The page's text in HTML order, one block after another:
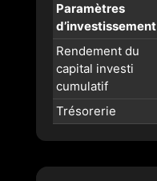
Paramètres
d’investissement
Rendement du
capital investi
cumulatif
Trésorerie